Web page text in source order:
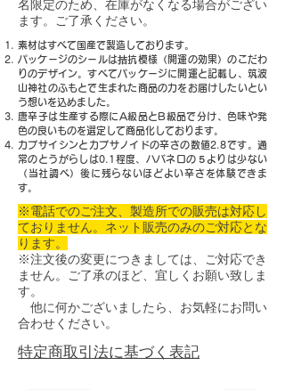
名限定のため、在庫がなくなる場合がござい
ます。ご了承ください。
素材はすべて国産で製造しております。
パッケージのシールは拮抗模様（開運の効果）のこだわ
りのデザイン。すべてパッケージに開運と記載し、筑波
山神社のふもとで生まれた商品の力をお届けしたいとい
う想いを込めました。
唐辛子は生産する際にA級品とB級品で分け、色味や発
色の良いものを選定して商品化しております。
カプサイシンとカプサノイドの辛さの数値2.8です。通
常のとうがらしは0.1程度、ハバネロの５よりは少ない
（当社調べ）後に残らないほどよい辛さを体験できま
す。
※電話でのご注文、製造所での販売は対応し
ておりません。ネット販売のみのご対応とな
ります。
※注文後の変更につきましては、ご対応でき
ません。ご了承のほど、宜しくお願い致しま
す。
他に何かございましたら、お気軽にお問い
合わせください。
特定商取引法に基づく表記